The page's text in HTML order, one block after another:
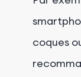
coques